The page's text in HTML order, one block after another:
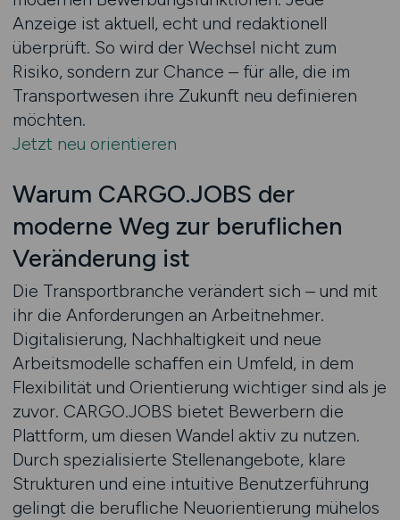
Anzeige ist aktuell, echt und redaktionell
überprüft. So wird der Wechsel nicht zum
Risiko, sondern zur Chance – für alle, die im
Transportwesen ihre Zukunft neu definieren
möchten.
Jetzt neu orientieren
Warum CARGO.JOBS der
moderne Weg zur beruflichen
Veränderung ist
Die Transportbranche verändert sich – und mit
ihr die Anforderungen an Arbeitnehmer.
Digitalisierung, Nachhaltigkeit und neue
Arbeitsmodelle schaffen ein Umfeld, in dem
Flexibilität und Orientierung wichtiger sind als je
zuvor. CARGO.JOBS bietet Bewerbern die
Plattform, um diesen Wandel aktiv zu nutzen.
Durch spezialisierte Stellenangebote, klare
Strukturen und eine intuitive Benutzerführung
gelingt die berufliche Neuorientierung mühelos